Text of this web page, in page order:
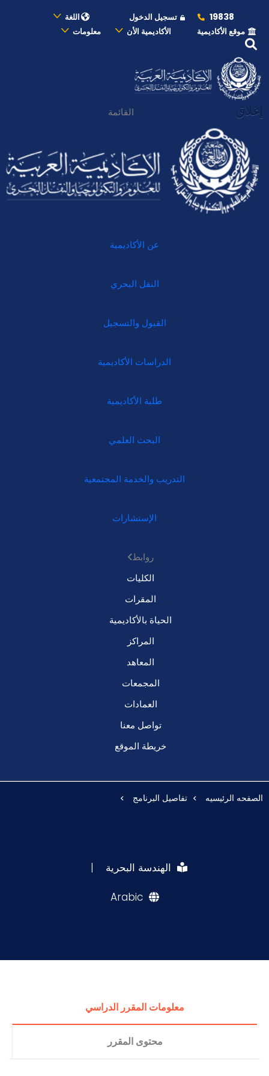
19838 تسجيل الدخول
اللغة
موقع الأكاديمية
الأكاديمية الأن معلومات
إغلاق القائمة
عن الأكاديمية
النقل البحري
القبول والتسجيل
الدراسات الأكاديمية
طلبة الأكاديمية
البحث العلمي
التدريب والخدمة المجتمعية
الإستشارات
روابط
الكليات
المقرات
الحياة بالأكاديمية
المراكز
المعاهد
المجمعات
العمادات
تواصل معنا
خريطة الموقع
الصفحه الرئيسيه تفاصيل البرنامج
الهندسة البحرية |
Arabic
معلومات المقرر الدراسي
محتوى المقرر